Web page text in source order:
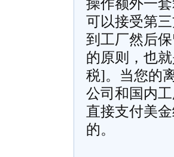
操作额外一
可以接受第
到工厂然后
的原则，也
税]。当您的
公司和国内
直接支付美
的。